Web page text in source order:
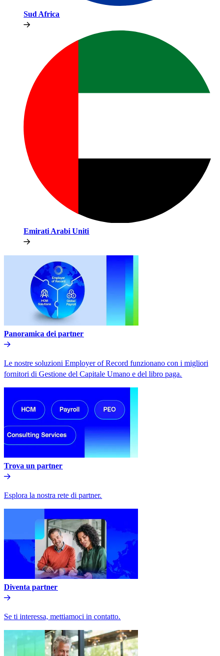
Sud Africa​​
Emirati Arabi Uniti​​
Panoramica dei partner​​
Le nostre soluzioni Employer of Record funzionano con i migliori
fornitori di Gestione del Capitale Umano e del libro paga.​​
Trova un partner​​
Esplora la nostra rete di partner.​​
Diventa partner​​
Se ti interessa, mettiamoci in contatto.​​